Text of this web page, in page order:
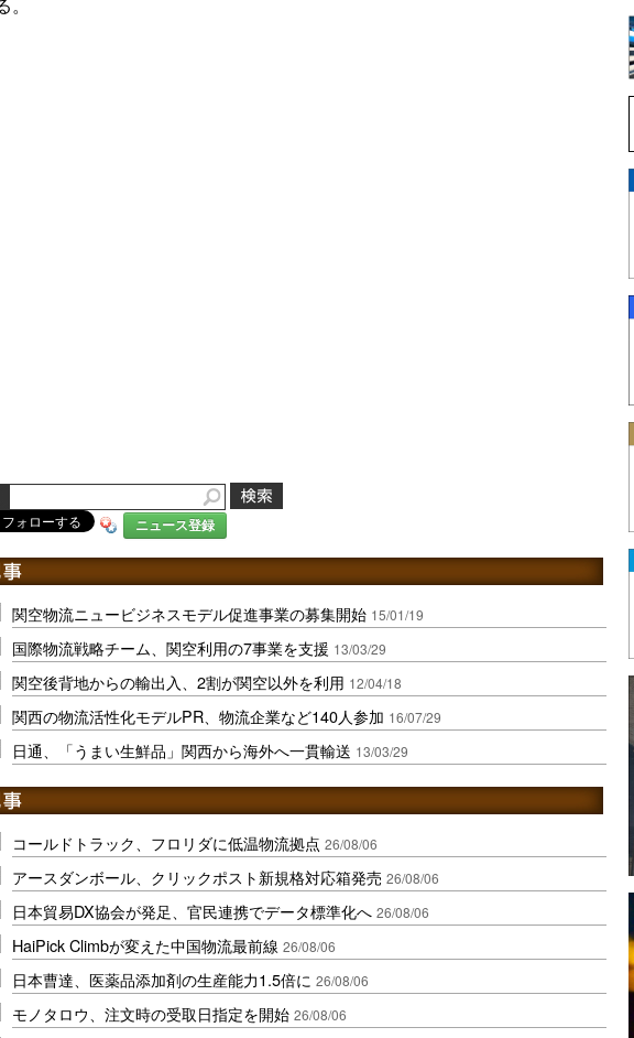
ニュース登録
関空物流ニュービジネスモデル促進事業の募集開始 15/01/19
国際物流戦略チーム、関空利用の7事業を支援 13/03/29
関空後背地からの輸出入、2割が関空以外を利用 12/04/18
関西の物流活性化モデルPR、物流企業など140人参加 16/07/29
日通、「うまい生鮮品」関西から海外へ一貫輸送 13/03/29
コールドトラック、フロリダに低温物流拠点 26/08/06
アースダンボール、クリックポスト新規格対応箱発売 26/08/06
日本貿易DX協会が発足、官民連携でデータ標準化へ 26/08/06
HaiPick Climbが変えた中国物流最前線 26/08/06
日本曹達、医薬品添加剤の生産能力1.5倍に 26/08/06
モノタロウ、注文時の受取日指定を開始 26/08/06